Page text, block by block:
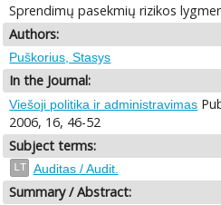
Sprendimų pasekmių rizikos
Authors:
Puškorius, Stasys
In the Journal:
Viešoji politika ir administravimas
2006, 16, 46-52
Subject terms:
LT Auditas / Audit.
Summary / Abstract: